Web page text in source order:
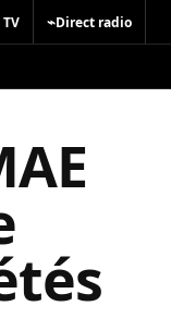
⌁Direct radio